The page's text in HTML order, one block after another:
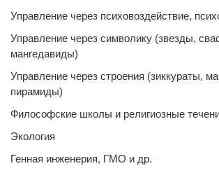
Управление через психовоздействие,
Управление через символику (звезды,
мангедавиды)
Управление через строения (зиккураты,
пирамиды)
Философские школы и религиозные
Экология
Генная инженерия, ГМО и др.